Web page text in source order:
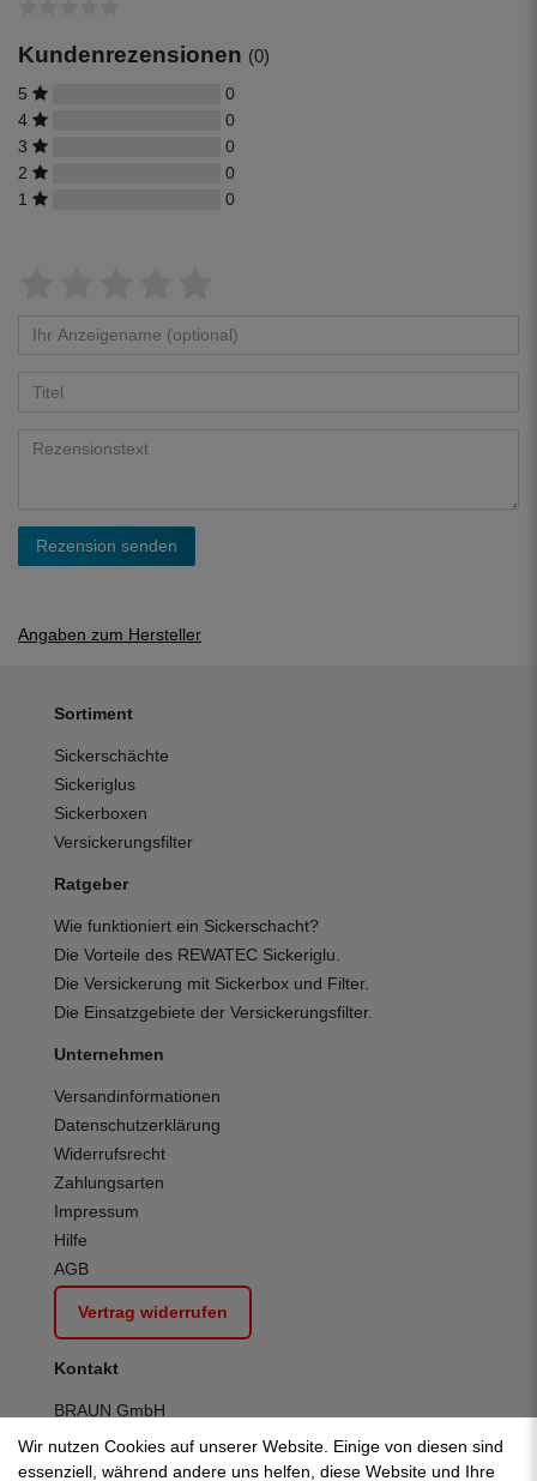
Kundenrezensionen (0)
5
0
4
0
3
0
2
0
1
0
Rezension senden
Angaben zum Hersteller
Sortiment
Sickerschächte
Sickeriglus
Sickerboxen
Versickerungsfilter
Ratgeber
Wie funktioniert ein Sickerschacht?
Die Vorteile des REWATEC Sickeriglu.
Die Versickerung mit Sickerbox und Filter.
Die Einsatzgebiete der Versickerungsfilter.
Unternehmen
Versandinformationen
Datenschutzerklärung
Widerrufsrecht
Zahlungsarten
Impressum
Hilfe
AGB
Vertrag widerrufen
Kontakt
BRAUN GmbH
Wir nutzen Cookies auf unserer Website. Einige von diesen sind
essenziell, während andere uns helfen, diese Website und Ihre